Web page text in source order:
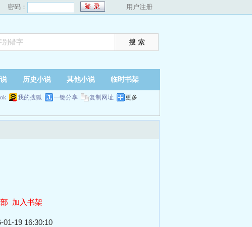
密码： 用户注册
历史小说 其他小说 临时书架
我的搜狐 一键分享 复制网址 更多
加入书架
01-19 16:30:10